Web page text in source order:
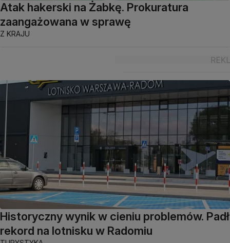
Atak hakerski na Żabkę. Prokuratura
zaangażowana w sprawę
Z KRAJU
Historyczny wynik w cieniu problemów. Padł
rekord na lotnisku w Radomiu